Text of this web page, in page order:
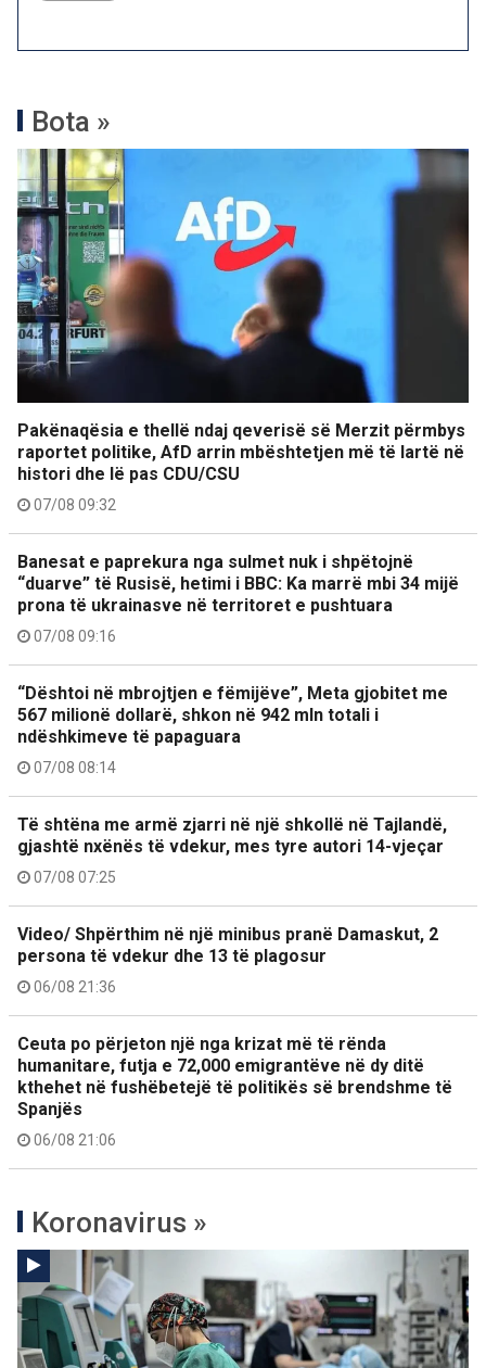
Bota »
Pakënaqësia e thellë ndaj qeverisë së Merzit përmbys
raportet politike, AfD arrin mbështetjen më të lartë në
histori dhe lë pas CDU/CSU
07/08 09:32
Banesat e paprekura nga sulmet nuk i shpëtojnë
“duarve” të Rusisë, hetimi i BBC: Ka marrë mbi 34 mijë
prona të ukrainasve në territoret e pushtuara
07/08 09:16
“Dështoi në mbrojtjen e fëmijëve”, Meta gjobitet me
567 milionë dollarë, shkon në 942 mln totali i
ndëshkimeve të papaguara
07/08 08:14
Të shtëna me armë zjarri në një shkollë në Tajlandë,
gjashtë nxënës të vdekur, mes tyre autori 14-vjeçar
07/08 07:25
Video/ Shpërthim në një minibus pranë Damaskut, 2
persona të vdekur dhe 13 të plagosur
06/08 21:36
Ceuta po përjeton një nga krizat më të rënda
humanitare, futja e 72,000 emigrantëve në dy ditë
kthehet në fushëbetejë të politikës së brendshme të
Spanjës
06/08 21:06
Koronavirus »